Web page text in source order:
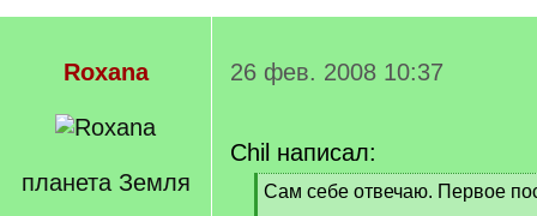
Roxana
планета Земля
26 фев. 2008 10:37
Chil написал:
[Сам себе отвечаю. Первое